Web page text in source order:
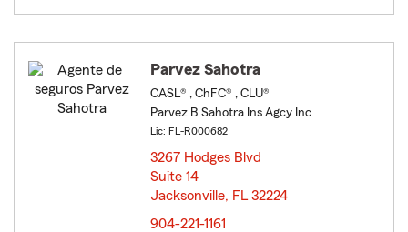
Parvez Sahotra
CASL® , ChFC® , CLU®
Parvez B Sahotra Ins Agcy Inc
Lic: FL-R000682
3267 Hodges Blvd
Suite 14
Jacksonville, FL 32224
904-221-1161